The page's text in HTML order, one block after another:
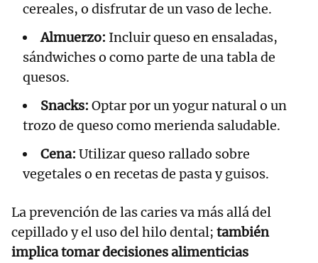
cereales, o disfrutar de un vaso de leche.
Almuerzo: Incluir queso en ensaladas,
sándwiches o como parte de una tabla de
quesos.
Snacks: Optar por un yogur natural o un
trozo de queso como merienda saludable.
Cena: Utilizar queso rallado sobre
vegetales o en recetas de pasta y guisos.
La prevención de las caries va más allá del
cepillado y el uso del hilo dental; también
implica tomar decisiones alimenticias